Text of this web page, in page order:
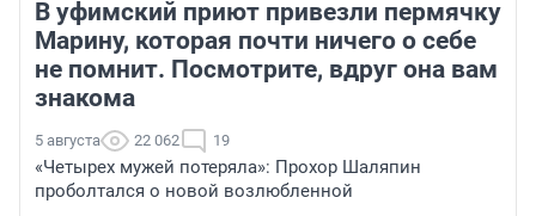
В уфимский приют привезли пермячку
Марину, которая почти ничего о себе
не помнит. Посмотрите, вдруг она вам
знакома
5 августа 22 062 19
«Четырех мужей потеряла»: Прохор Шаляпин
проболтался о новой возлюбленной